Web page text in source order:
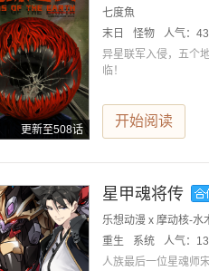
更新至508话
七度魚
末日
怪物 人气：
异星联军入侵，五个
临！
开始阅读
星甲魂将传
重生
系统 人气：
人族最后一位星魂师